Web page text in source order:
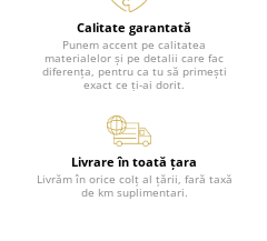
Calitate garantată
Punem accent pe calitatea
materialelor și pe detalii care fac
diferența, pentru ca tu să primești
exact ce ți-ai dorit.
Livrare în toată țara
Livrăm în orice colț al țării, fară taxă
de km suplimentari.